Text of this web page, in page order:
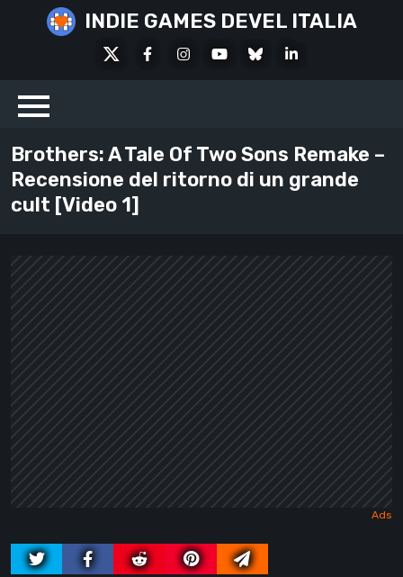
INDIE GAMES DEVEL ITALIA
FacebookInstagramYoutubeBlueskyLinkedIn
Brothers: A Tale Of Two Sons Remake –
Recensione del ritorno di un grande
cult [Video 1]